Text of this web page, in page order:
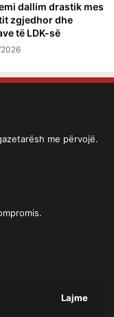
dallim drastik mes
zgjedhor dhe
të LDK-së
me përvojë.
Lajme